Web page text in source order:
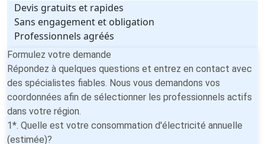
Devis gratuits et rapides
Sans engagement et obligation
Professionnels agréés
Formulez votre demande
Répondez à quelques questions et entrez en contact avec
des spécialistes fiables. Nous vous demandons vos
coordonnées afin de sélectionner les professionnels actifs
dans votre région.
1*. Quelle est votre consommation d'électricité annuelle
(estimée)?